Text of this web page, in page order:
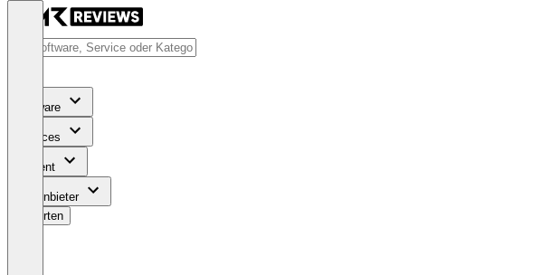
Software
Services
Content
Für Anbieter
Bewerten